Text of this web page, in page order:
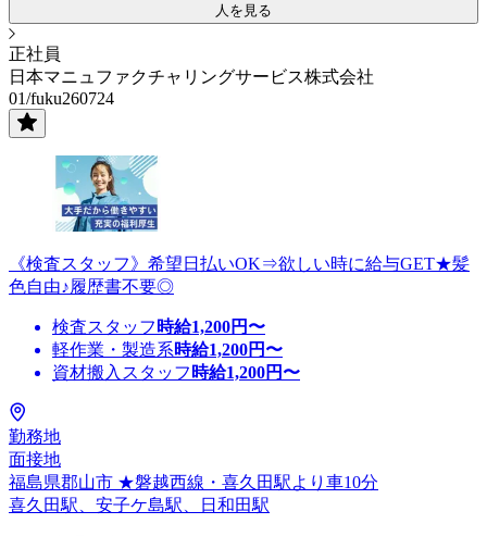
人を見る
正社員
日本マニュファクチャリングサービス株式会社
01/fuku260724
《検査スタッフ》希望日払いOK⇒欲しい時に給与GET★髪
色自由♪履歴書不要◎
検査スタッフ 時給1,200円〜
軽作業・製造系時給1,200円〜
資材搬入スタッフ 時給1,200円〜
勤務地
面接地
福島県郡山市 ★磐越西線・喜久田駅より車10分
喜久田駅、安子ケ島駅、日和田駅